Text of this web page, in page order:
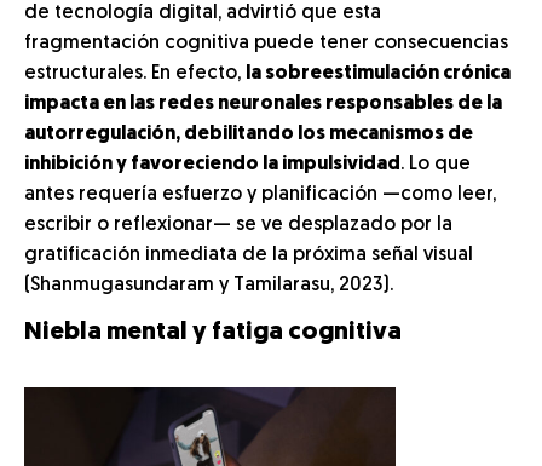
de tecnología digital, advirtió que esta
fragmentación cognitiva puede tener consecuencias
estructurales. En efecto, la sobreestimulación crónica
impacta en las redes neuronales responsables de la
autorregulación, debilitando los mecanismos de
inhibición y favoreciendo la impulsividad . Lo que
antes requería esfuerzo y planificación —como leer,
escribir o reflexionar— se ve desplazado por la
gratificación inmediata de la próxima señal visual
(Shanmugasundaram y Tamilarasu, 2023).
Niebla mental y fatiga cognitiva